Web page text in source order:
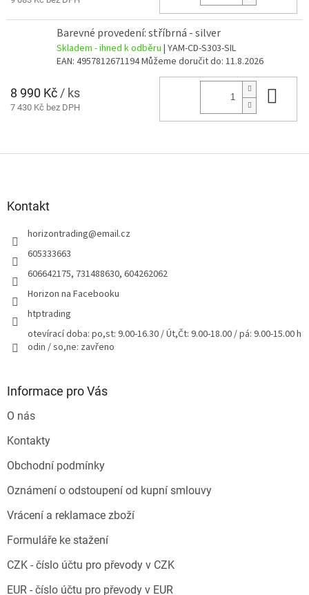
Barevné provedení: stříbrná - silver
Skladem - ihned k odběru | YAM-CD-S303-SIL
EAN: 4957812671194Můžeme doručit do: 11.8.2026
8 990 Kč / ks
7 430 Kč bez DPH
Kontakt
horizontrading@email.cz
605333663
606642175, 731488630, 604262062
Horizon na Facebooku
htptrading
otevírací doba: po,st: 9.00-16.30 / Út,Čt: 9.00-18.00 / pá: 9.00-15.00 h
odin / so,ne: zavřeno
Informace pro Vás
O nás
Kontakty
Obchodní podmínky
Oznámení o odstoupení od kupní smlouvy
Vrácení a reklamace zboží
Formuláře ke stažení
CZK - číslo účtu pro převody v CZK
EUR - číslo účtu pro převody v EUR